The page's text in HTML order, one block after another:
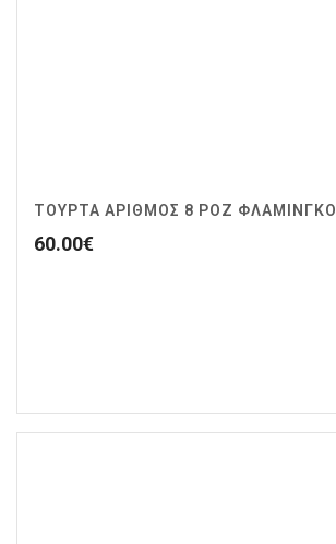
ΤΟΥΡΤΑ ΑΡΙΘΜΟΣ 8 ΡΟΖ ΦΛΑΜΙΝΓΚΟ
60.00€